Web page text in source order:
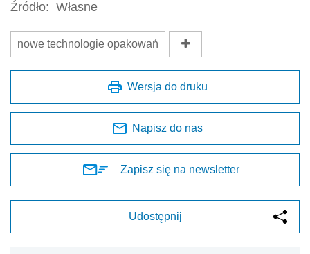
Źródło: Własne
nowe technologie opakowań
Wersja do druku
Napisz do nas
Zapisz się na newsletter
Udostępnij